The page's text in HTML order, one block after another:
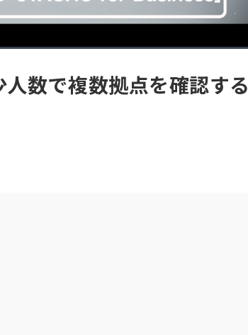
Picture
数で複数拠点を確認する